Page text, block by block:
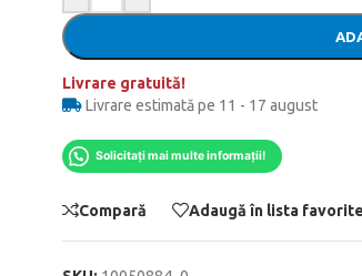
Livrare gratuită!
Livrare estimată pe 11 - 17 august
Solicitați mai multe informații!
Compară Adaugă în lista favorite